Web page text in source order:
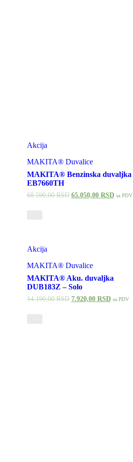
Akcija
MAKITA® Duvalice
MAKITA® Benzinska duvaljka
EB7660TH
68.590,00RSD 65.050,00 RSD sa PDV
Akcija
MAKITA® Duvalice
MAKITA® Aku. duvaljka
DUB183Z – Solo
14.190,00RSD 7.920,00 RSD sa PDV